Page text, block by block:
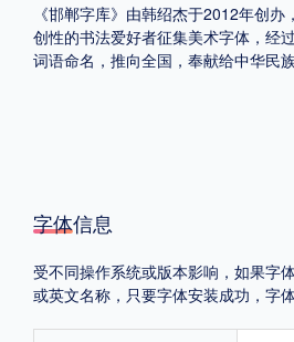
地区
字体新闻 字体文章 字体程
《邯郸字库》由韩绍杰于2012年创
创性的书法爱好者征集美术字体，经
词语命名，推向全国，奉献给中华民
字体信息
受不同操作系统或版本影响，如果字
或英文名称，只要字体安装成功，字